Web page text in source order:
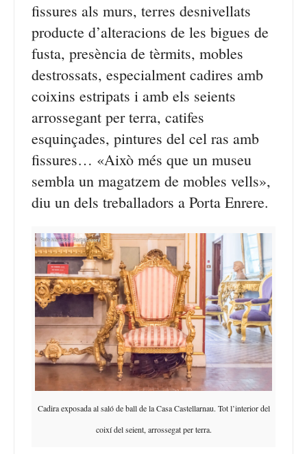
fissures als murs, terres desnivellats
producte d’alteracions de les bigues de
fusta, presència de tèrmits, mobles
destrossats, especialment cadires amb
coixins estripats i amb els seients
arrossegant per terra, catifes
esquinçades, pintures del cel ras amb
fissures… «Això més que un museu
sembla un magatzem de mobles vells»,
diu un dels treballadors a Porta Enrere.
Cadira exposada al saló de ball de la Casa Castellarnau. Tot l’interior del
coixí del seient, arrossegat per terra.